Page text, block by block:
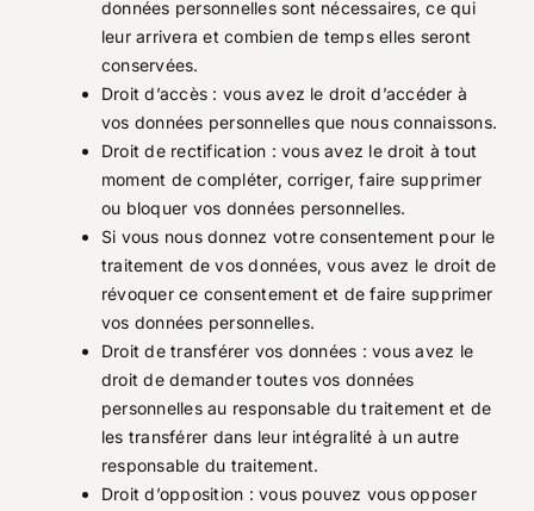
données personnelles sont nécessaires, ce qui
leur arrivera et combien de temps elles seront
conservées.
Droit d’accès : vous avez le droit d’accéder à
vos données personnelles que nous connaissons.
Droit de rectification : vous avez le droit à tout
moment de compléter, corriger, faire supprimer
ou bloquer vos données personnelles.
Si vous nous donnez votre consentement pour le
traitement de vos données, vous avez le droit de
révoquer ce consentement et de faire supprimer
vos données personnelles.
Droit de transférer vos données : vous avez le
droit de demander toutes vos données
personnelles au responsable du traitement et de
les transférer dans leur intégralité à un autre
responsable du traitement.
Droit d’opposition : vous pouvez vous opposer